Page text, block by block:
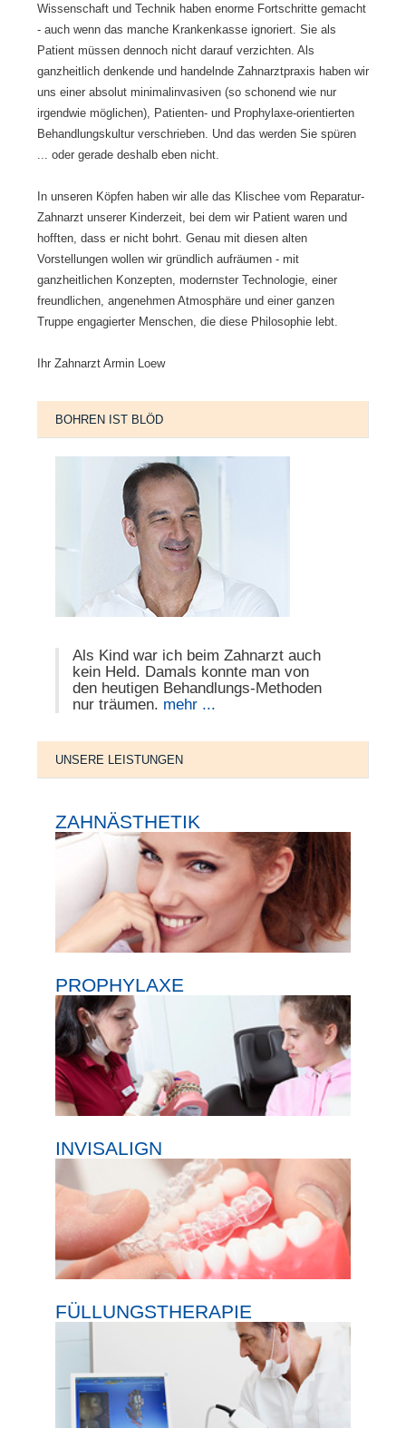
Wissenschaft und Technik haben enorme Fortschritte gemacht
- auch wenn das manche Krankenkasse ignoriert. Sie als
Patient müssen dennoch nicht darauf verzichten. Als
ganzheitlich denkende und handelnde Zahnarztpraxis haben wir
uns einer absolut minimalinvasiven (so schonend wie nur
irgendwie möglichen), Patienten- und Prophylaxe-orientierten
Behandlungskultur verschrieben. Und das werden Sie spüren
... oder gerade deshalb eben nicht.
In unseren Köpfen haben wir alle das Klischee vom Reparatur-
Zahnarzt unserer Kinderzeit, bei dem wir Patient waren und
hofften, dass er nicht bohrt. Genau mit diesen alten
Vorstellungen wollen wir gründlich aufräumen - mit
ganzheitlichen Konzepten, modernster Technologie, einer
freundlichen, angenehmen Atmosphäre und einer ganzen
Truppe engagierter Menschen, die diese Philosophie lebt.
Ihr Zahnarzt Armin Loew
BOHREN IST BLÖD
Als Kind war ich beim Zahnarzt auch
kein Held. Damals konnte man von
den heutigen Behandlungs-Methoden
nur träumen. mehr ...
UNSERE LEISTUNGEN
ZAHNÄSTHETIK
PROPHYLAXE
INVISALIGN
FÜLLUNGSTHERAPIE